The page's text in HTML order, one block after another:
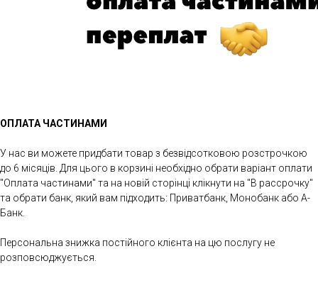
ОПЛАТА ЧАСТИНАМИ
У нас ви можете придбати товар з безвідсотковою розстрочкою
до 6 місяців. Для цього в корзині необхідно обрати варіант оплати
"Оплата частинами" та на новій сторінці клікнути на "В рассрочку"
та обрати банк, який вам підходить: Приватбанк, Монобанк або А-
Банк.
Персональна знижка постійного клієнта на цю послугу не
розповсюджується.